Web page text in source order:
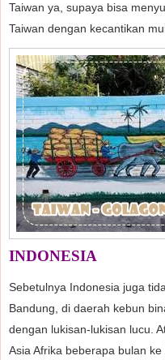
Taiwan ya, supaya bisa
Taiwan dengan kecantikan
INDONESIA
Sebetulnya Indonesia juga
Bandung, di daerah kebun
dengan lukisan-lukisan lucu.
Asia Afrika beberapa bulan